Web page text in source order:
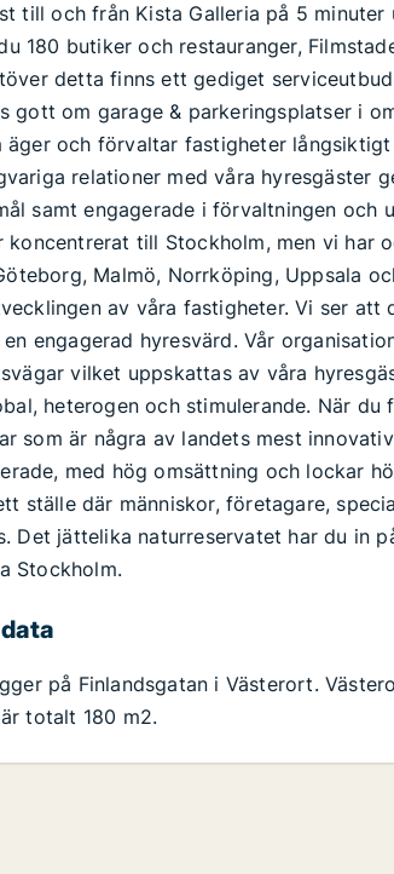
till och från Kista Galleria på 5 minuter
180 butiker och restauranger,
detta finns ett gediget
gott om garage & parkeringsplatser i
och förvaltar fastigheter
relationer med våra hyresgäster
samt engagerade i förvaltningen och
koncentrerat till Stockholm, men vi har
Malmö, Norrköping, Uppsala
av våra fastigheter. Vi ser
engagerad hyresvärd. Vår
vilket uppskattas av våra
heterogen och stimulerande. När
som är några av landets mest
med hög omsättning och lockar
ställe där människor, företagare,
Det jättelika naturreservatet har du in
Stockholm.
på Finlandsgatan i Västerort.
totalt 180 m2.